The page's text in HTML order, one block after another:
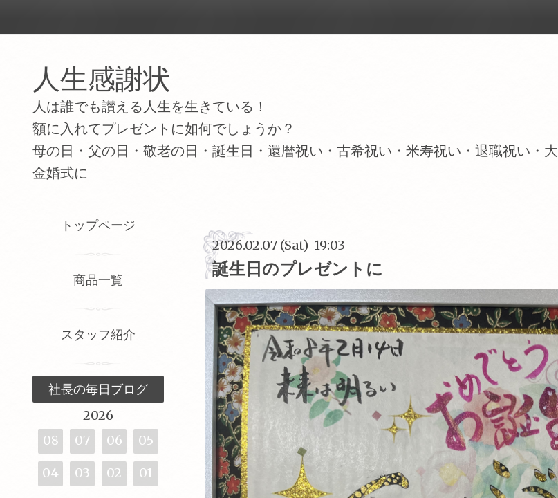
人生感謝状
人は誰でも讃える人生を生きている！
額に入れてプレゼントに如何でしょうか？
母の日・父の日・敬老の日・誕生日・還暦祝い・古希祝い・米寿祝い・退職祝い・
金婚式に
2026.02.07 (Sat) 19:03
誕生日のプレゼントに
トップページ
商品一覧
スタッフ紹介
社長の毎日ブログ
2026
08
07 06 05
04 03 02 01